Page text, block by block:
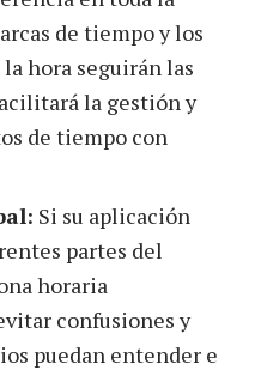
de tiempo y los
hora seguirán las
la gestión y
de tiempo con
Si su aplicación
partes del
horaria
confusiones y
puedan entender e